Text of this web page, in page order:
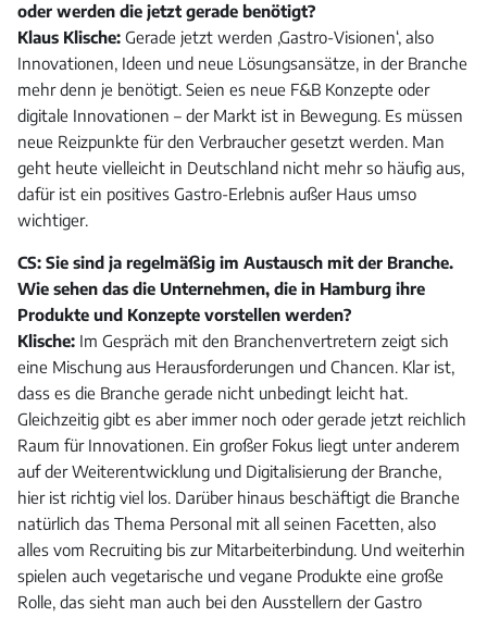
oder werden die jetzt gerade benötigt?
Klaus Klische: Gerade jetzt werden ‚Gastro-Visionen‘, also
Innovationen, Ideen und neue Lösungsansätze, in der Branche
mehr denn je benötigt. Seien es neue F&B Konzepte oder
digitale Innovationen – der Markt ist in Bewegung. Es müssen
neue Reizpunkte für den Verbraucher gesetzt werden. Man
geht heute vielleicht in Deutschland nicht mehr so häufig aus,
dafür ist ein positives Gastro-Erlebnis außer Haus umso
wichtiger.
CS: Sie sind ja regelmäßig im Austausch mit der Branche.
Wie sehen das die Unternehmen, die in Hamburg ihre
Produkte und Konzepte vorstellen werden?
Klische: Im Gespräch mit den Branchenvertretern zeigt sich
eine Mischung aus Herausforderungen und Chancen. Klar ist,
dass es die Branche gerade nicht unbedingt leicht hat.
Gleichzeitig gibt es aber immer noch oder gerade jetzt reichlich
Raum für Innovationen. Ein großer Fokus liegt unter anderem
auf der Weiterentwicklung und Digitalisierung der Branche,
hier ist richtig viel los. Darüber hinaus beschäftigt die Branche
natürlich das Thema Personal mit all seinen Facetten, also
alles vom Recruiting bis zur Mitarbeiterbindung. Und weiterhin
spielen auch vegetarische und vegane Produkte eine große
Rolle, das sieht man auch bei den Ausstellern der Gastro